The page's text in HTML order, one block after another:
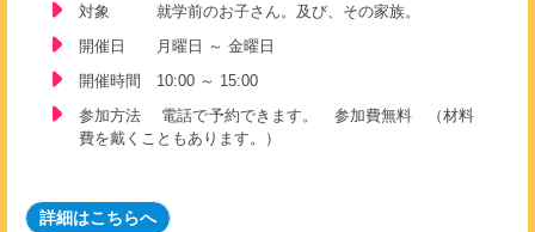
対象 就学前のお子さん。及び、その家族。
開催日 月曜日 ～ 金曜日
開催時間 10:00 ～ 15:00
参加方法 電話で予約できます。 参加費無料 （材料
費を戴くこともあります。）
詳細はこちらへ